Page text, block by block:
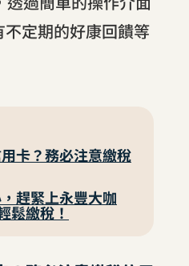
定期的好康回饋等
卡？務必注意繳稅
趕緊上永豐大咖
鬆繳稅！